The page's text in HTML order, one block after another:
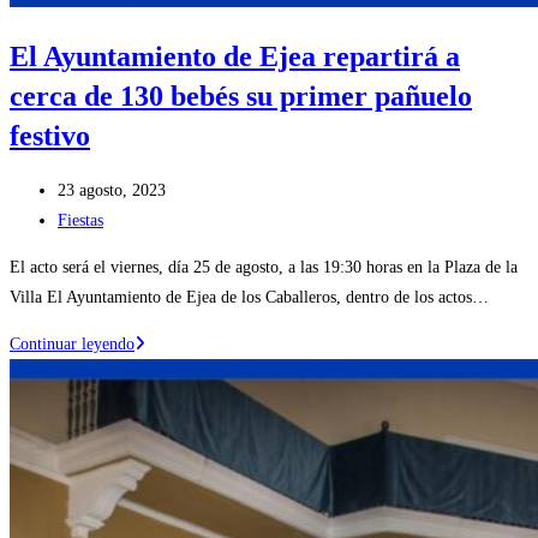
El Ayuntamiento de Ejea repartirá a
cerca de 130 bebés su primer pañuelo
festivo
Publicación
de
23 agosto, 2023
Categoría
entrada:
Fiestas
El acto será el viernes, día 25 de agosto, a las 19:30 horas en la Plaza de la
Villa El Ayuntamiento de Ejea de los Caballeros, dentro de los actos…
Continuar leyendoEl
Ayuntamiento
Ejea
repartirá
a
cerca